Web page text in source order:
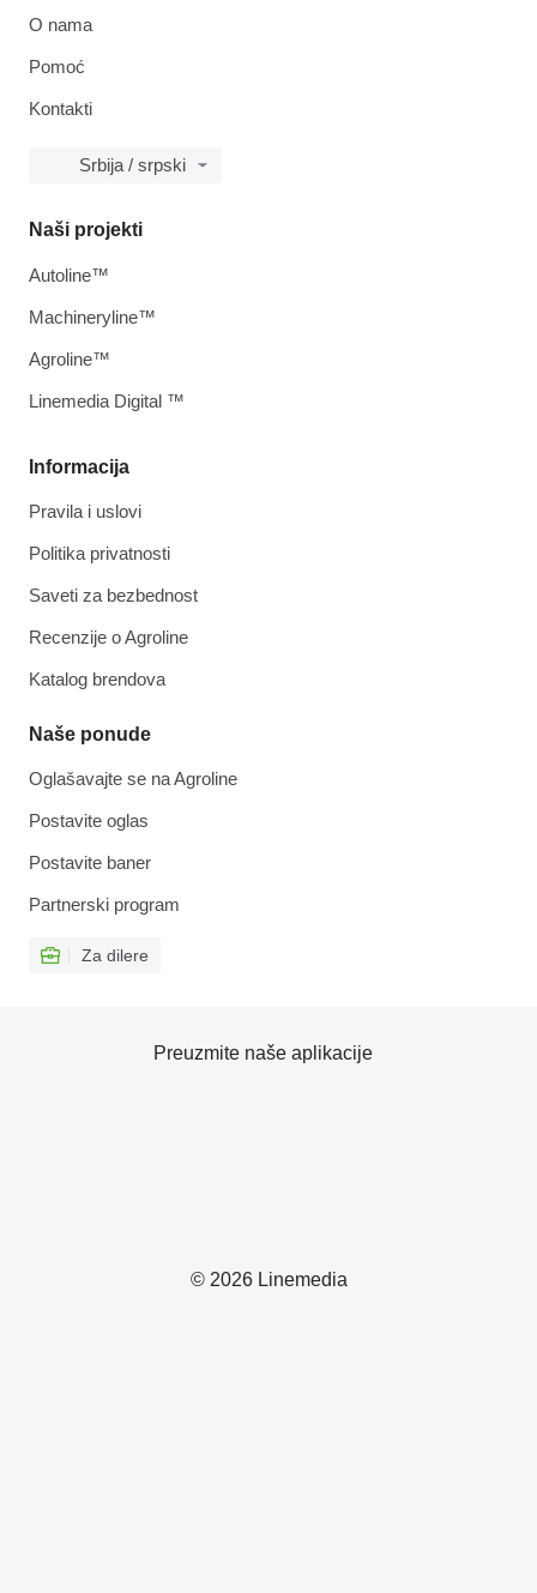
O nama
Pomoć
Kontakti
Srbija / srpski
Informacija
Pravila i uslovi
Politika privatnosti
Saveti za bezbednost
Recenzije o Agroline
Katalog brendova
Naše ponude
Oglašavajte se na Agroline
Postavite oglas
Postavite baner
Partnerski program
Za dilere
Naši projekti
Autoline™
Machineryline™
Agroline™
Linemedia Digital ™
© 2026 Linemedia
Preuzmite naše aplikacije